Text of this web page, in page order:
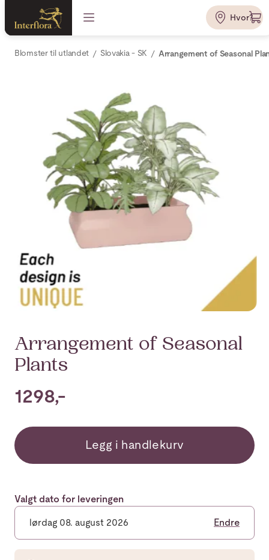
Hvor?
Blomster til utlandet Slovakia - SK Arrangement of Seasonal
Arrangement of Seasonal
Plants
1298,-
Legg i handlekurv
Valgt dato for leveringen
lørdag 08. august 2026 Endre